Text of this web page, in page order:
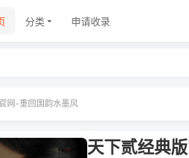
分类 申请收录
网-重回国韵水墨风
天下贰经典